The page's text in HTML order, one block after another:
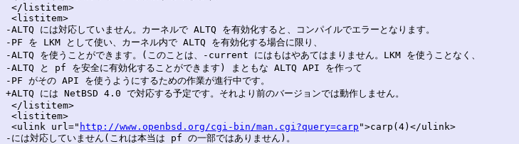
</listitem>
<listitem>
-ALTQ には対応していません。カーネルで ALTQ を有効化すると、コンパイルでエラーとなります。
-PF を LKM として使い、カーネル内で ALTQ を有効化する場合に限り、
-ALTQ を使うことができます。(このことは、-current にはもはやあてはまりません。LKM を使うことなく、
-ALTQ と pf を安全に有効化することができます) まともな ALTQ API を作って
-PF がその API を使うようにするための作業が進行中です。
+ALTQ には NetBSD 4.0 で対応する予定です。それより前のバージョンでは動作しません。
</listitem>
<listitem>
<ulink url=" http://www.openbsd.org/cgi-bin/man.cgi?query=carp ">carp(4)</ulink>
-には対応していません(これは本当は pf の一部ではありません)。